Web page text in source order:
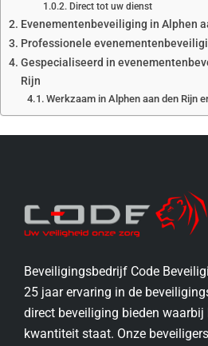
Direct tot uw dienst
Evenementenbeveiliging in Alphen
Professionele
Gespecialiseerd in
Rijn
Werkzaam in Alphen aan den Rijn
Beveiligingsbedrijf Code
25 jaar ervaring in de
direct beveiliging bieden
kwantiteit staat. Onze